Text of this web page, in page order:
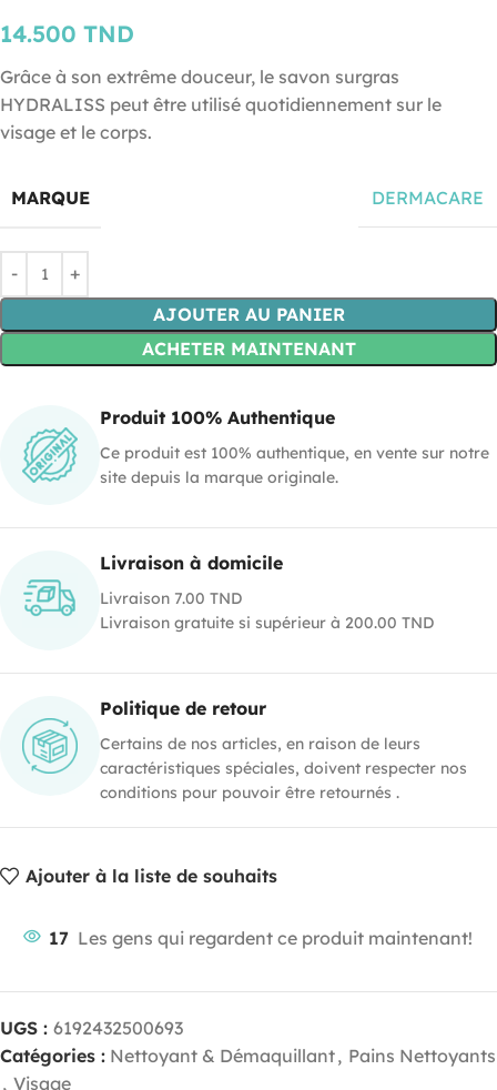
14.500 TND
Grâce à son extrême douceur, le savon surgras
HYDRALISS peut être utilisé quotidiennement sur le
visage et le corps.
MARQUE DERMACARE
AJOUTER AU PANIER
ACHETER MAINTENANT
Produit 100% Authentique
Ce produit est 100% authentique, en vente sur notre
site depuis la marque originale.
Livraison à domicile
Livraison 7.00 TND
Livraison gratuite si supérieur à 200.00 TND
Politique de retour
Certains de nos articles, en raison de leurs
caractéristiques spéciales, doivent respecter nos
conditions pour pouvoir être retournés .
Ajouter à la liste de souhaits
17 Les gens qui regardent ce produit maintenant!
UGS : 6192432500693
Catégories : Nettoyant & Démaquillant, Pains Nettoyants
, Visage